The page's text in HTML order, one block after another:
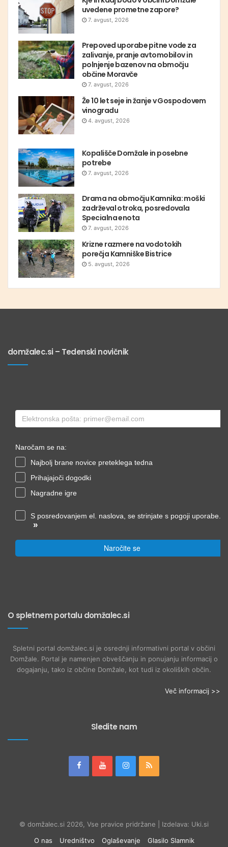
uvedene prometne zapore?
7. avgust, 2026
Prepoved uporabe pitne vode za
zalivanje, pranje avtomobilov in
polnjenje bazenov na območju
občine Moravče
7. avgust, 2026
Že 10 let seje in žanje v Gospodovem
vinogradu
4. avgust, 2026
Kopališče Domžale in posebne
potrebe
7. avgust, 2026
Drama na območju Kamnika: moški
zadrževal otroka, posredovala
Specialna enota
7. avgust, 2026
Krizne razmere na vodotokih
porečja Kamniške Bistrice
5. avgust, 2026
domžalec.si – Tedenski novičnik
Naročam se na:
Najbolj brane novice preteklega tedna
Prihajajoči dogodki
Nagradne igre
S posredovanjem el. naslova, se strinjate s pogoji uporabe.
»
Naročite se
O spletnem portalu domžalec.si
Spletni portal domžalec.si je osrednji informativni portal v občini
Domžale. Portal je namenjen obveščanju in ponujanju informacij o
dogajanju, tako iz občine Domžale, kot tudi iz okoliških občin.
Več informacij >>
Sledite nam
© domžalec.si 2026, Vse pravice pridržane | Izdelava: Uki.si
O nas
Uredništvo Oglaševanje Glasilo Slamnik